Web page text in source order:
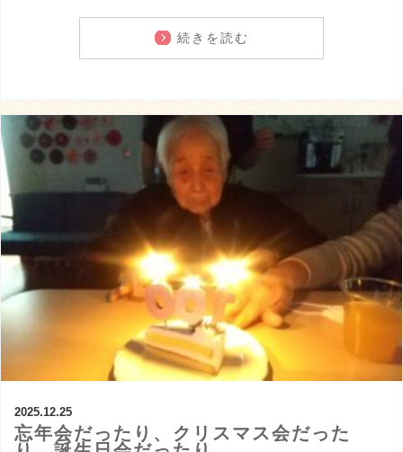
続きを読む
2025.12.25
忘年会だったり、クリスマス会だった